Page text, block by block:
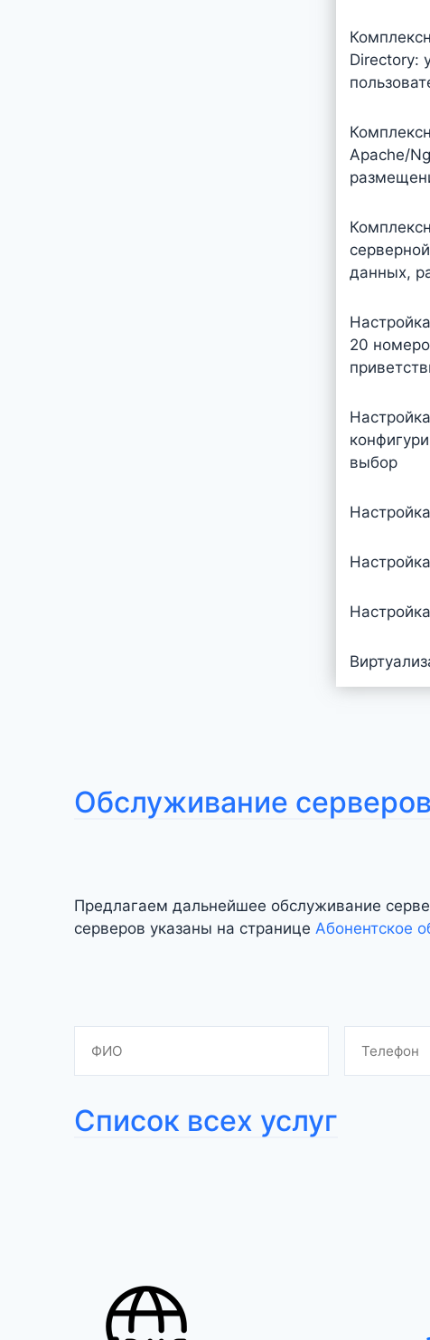
Directory:
Apache/
данных,
20
выбор
Обслуживание серверов
Предлагаем дальнейшее обслуживание
серверов указаны на странице Абонентское
Список всех услуг